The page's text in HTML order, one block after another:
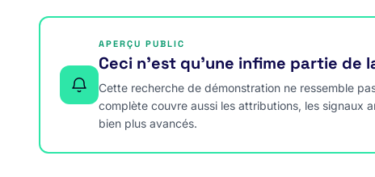
APERÇU PUBLIC
Ceci n’est qu’une infime partie de
Cette recherche de démonstration ne ressemble
complète couvre aussi les attributions, les signaux
bien plus avancés.